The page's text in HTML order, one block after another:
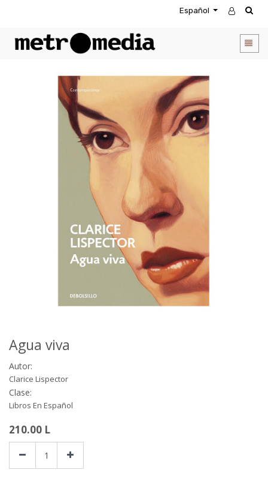
Español
Agua viva
Autor:
Clarice Lispector
Clase:
Libros En Español
210.00 L